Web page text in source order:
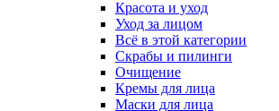
Красота и уход
Уход за лицом
Всё в этой категории
Скрабы и пилинги
Очищение
Кремы для лица
Маски для лица